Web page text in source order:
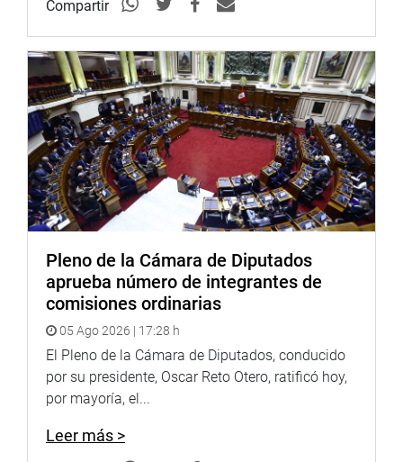
Puede encontrar más información en nuestra página web
y redes sociales.
Heraldo:goo.gl/Ty5Tto
Portal: http://www.congreso.gob.pe/
Facebook:https://goo.gl/s5t7XN
Twitter:https://goo.gl/iMywRR
YouTube:https://goo.gl/VBXBNk
Radio: goo.gl/hMwTg1
fotografia.congreso.gob.pe
Compartir
Pleno de la Cámara de Diputados
aprueba número de integrantes de
comisiones ordinarias
05 Ago 2026 | 17:28 h
El Pleno de la Cámara de Diputados, conducido
por su presidente, Oscar Reto Otero, ratificó hoy,
por mayoría, el...
Leer más >